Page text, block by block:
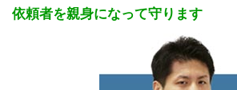
依頼者を親身になって守ります